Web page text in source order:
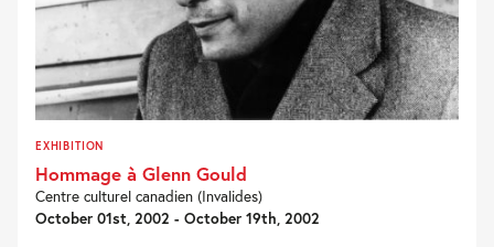
EXHIBITION
Hommage à Glenn Gould
Centre culturel canadien (Invalides)
October 01st, 2002 - October 19th, 2002